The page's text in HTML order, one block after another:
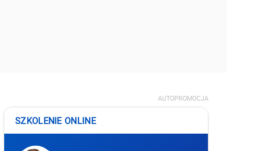
AUTOPROMOCJA
SZKOLENIE ONLINE